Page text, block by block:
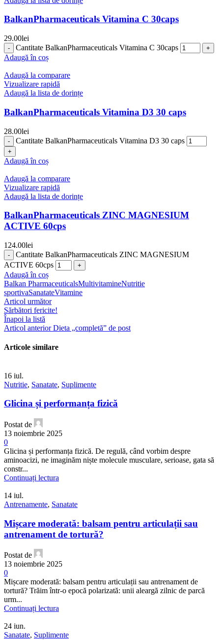
BalkanPharmaceuticals Vitamina C 30caps
29.00lei
Cantitate BalkanPharmaceuticals Vitamina C 30caps
Adaugă în coș
Adaugă la comparare
Vizualizare rapidă
Adaugă la lista de dorințe
BalkanPharmaceuticals Vitamina D3 30 caps
28.00lei
Cantitate BalkanPharmaceuticals Vitamina D3 30 caps
Adaugă în coș
Adaugă la comparare
Vizualizare rapidă
Adaugă la lista de dorințe
BalkanPharmaceuticals ZINC MAGNESIUM
ACTIVE 60cps
124.00lei
Cantitate BalkanPharmaceuticals ZINC MAGNESIUM
ACTIVE 60cps
Adaugă în coș
Balkan PharmaceuticalsMultivitamineNutritie
sportivaSanatateVitamine
Articol următor
Sărbători fericite!
Înapoi la listă
Articol anterior Dieta „completă” de post
Articole similare
16 iul.
Nutritie, Sanatate, Suplimente
Glicina și performanța fizică
Postat de
13 noiembrie 2025
0
Glicina și performanța fizică. De regulă, când vorbim despre
aminoacizi, ne imaginăm niște molecule musculare, serioase, gata să
constr...
Continuați lectura
14 iul.
Antrenamente, Sanatate
Mișcare moderată: balsam pentru articulații sau
antrenament de tortură?
Postat de
13 noiembrie 2025
0
Mișcare moderată: balsam pentru articulații sau antrenament de
tortură? Trăim într-o epocă polarizată: unii aleargă zilnic de parcă
urm...
Continuați lectura
24 iun.
Sanatate, Suplimente